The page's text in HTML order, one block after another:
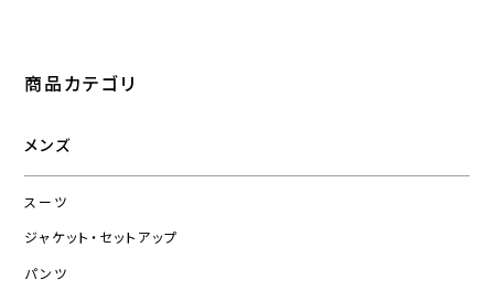
商品カテゴリ
メンズ
スーツ
ジャケット・セットアップ
パンツ